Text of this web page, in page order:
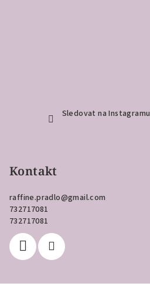
Sledovat na Instagramu
Kontakt
raffine.pradlo@gmail.com
732717081
732717081